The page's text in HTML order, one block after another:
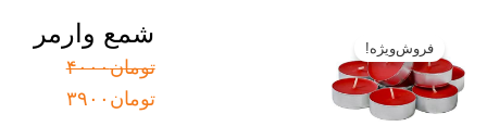
فروش‌ویژه!
شمع وارمر
تومان۴۰۰۰قیمت
اصلی:
تومان۳۹۰۰
قیمت
فعلی: